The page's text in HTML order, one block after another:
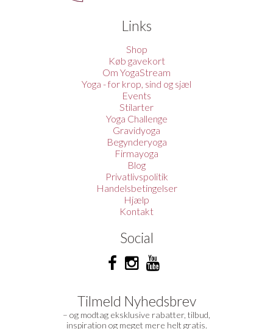
Links
Shop
Køb gavekort
Om YogaStream
Yoga - for krop, sind og sjæl
Events
Stilarter
Yoga Challenge
Gravidyoga
Begynderyoga
Firmayoga
Blog
Privatlivspolitik
Handelsbetingelser
Hjælp
Kontakt
Social
Tilmeld Nyhedsbrev
– og modtag eksklusive rabatter, tilbud,
inspiration og meget mere helt gratis.